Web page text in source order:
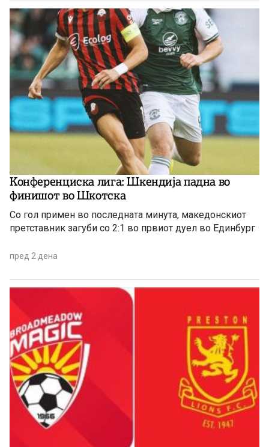
Конференциска лига: Шкендија падна во
финишот во Шкотска
Со гол примен во последната минута, македонскиот
претставник загуби со 2:1 во првиот дуел во Единбург
пред 2 дена